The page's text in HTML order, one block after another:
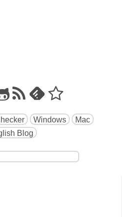
Windows
Mac
Blog